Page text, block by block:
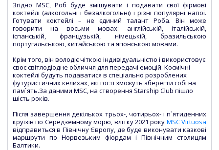
Згідно MSC, Роб буде змішувати і подавати свої фірмові
коктейлі (алкогольні і безалкогольні) і різні популярні напої.
Готувати коктейлі – не єдиний талант Роба. Він може
говорити на восьми мовах: англійській, італійській,
іспанській, французькій, німецькій, бразильською
португальською, китайською та японською мовами.
Крім того, він володіє чіткою індивідуальністю і використовує
своє світлодіодне обличчя для передачі емоцій. Космічні
коктейлі будуть подаватися в спеціально розроблених
футуристичних келихах, які гості зможуть зберегти собі на
пам`ять.За даними MSC, на створення Starship Club пішло
шість років.
Після завершення декількох трьох-, чотирьох- і п`ятиденних
круїзів по Середземному морю, влітку 2021 року MSC Virtuosa
відправиться в Північну Європу, де буде виконувати казкові
маршрути по Норвезьким фіордам і Північним столицям
Балтики.